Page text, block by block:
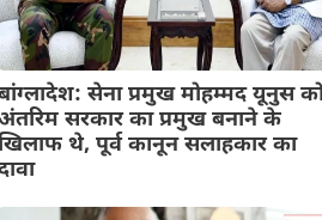
सेना प्रमुख मोहम्मद यूनुस
सरकार का प्रमुख बनाने के
थे, पूर्व कानून सलाहकार का